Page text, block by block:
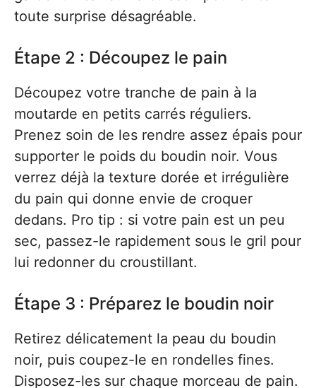
toute surprise désagréable.
Étape 2 : Découpez le pain
Découpez votre tranche de pain à la
moutarde en petits carrés réguliers.
Prenez soin de les rendre assez épais pour
supporter le poids du boudin noir. Vous
verrez déjà la texture dorée et irrégulière
du pain qui donne envie de croquer
dedans. Pro tip : si votre pain est un peu
sec, passez-le rapidement sous le gril pour
lui redonner du croustillant.
Étape 3 : Préparez le boudin noir
Retirez délicatement la peau du boudin
noir, puis coupez-le en rondelles fines.
Disposez-les sur chaque morceau de pain.